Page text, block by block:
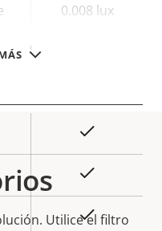
0.008 lux
Sí
Utilice el filtro